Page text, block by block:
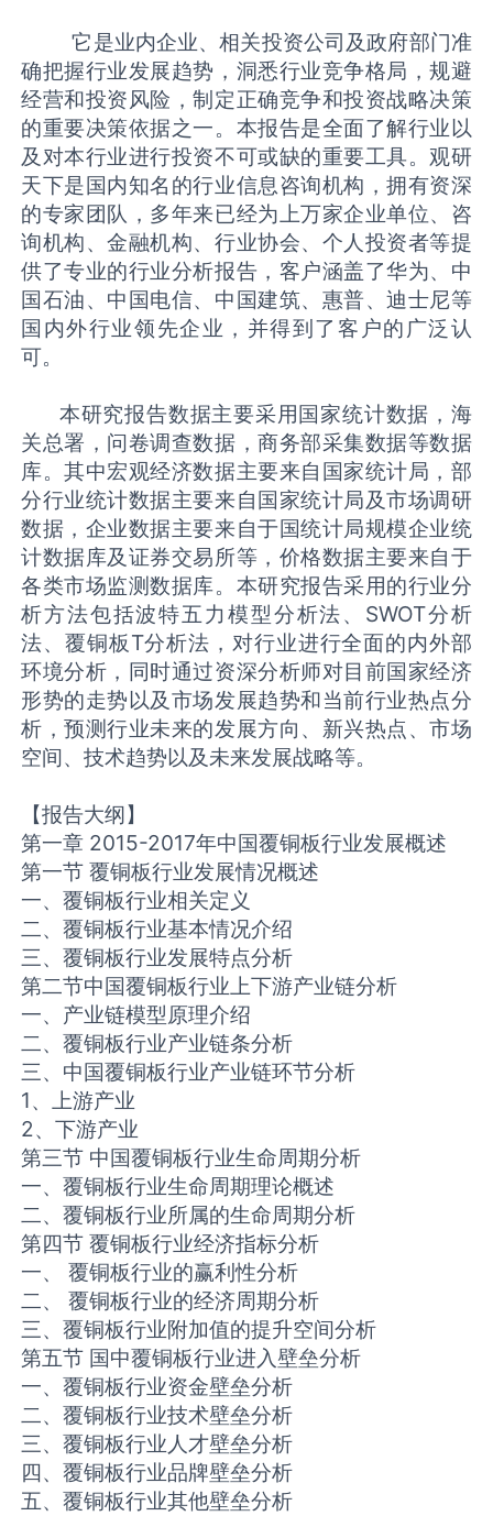
它是业内企业、相关投资公司及政府部门准
确把握行业发展趋势，洞悉行业竞争格局，规避
经营和投资风险，制定正确竞争和投资战略决策
的重要决策依据之一。本报告是全面了解行业以
及对本行业进行投资不可或缺的重要工具。观研
天下是国内知名的行业信息咨询机构，拥有资深
的专家团队，多年来已经为上万家企业单位、咨
询机构、金融机构、行业协会、个人投资者等提
供了专业的行业分析报告，客户涵盖了华为、中
国石油、中国电信、中国建筑、惠普、迪士尼等
国内外行业领先企业，并得到了客户的广泛认
可。
本研究报告数据主要采用国家统计数据，海
关总署，问卷调查数据，商务部采集数据等数据
库。其中宏观经济数据主要来自国家统计局，部
分行业统计数据主要来自国家统计局及市场调研
数据，企业数据主要来自于国统计局规模企业统
计数据库及证券交易所等，价格数据主要来自于
各类市场监测数据库。本研究报告采用的行业分
析方法包括波特五力模型分析法、SWOT分析
法、覆铜板T分析法，对行业进行全面的内外部
环境分析，同时通过资深分析师对目前国家经济
形势的走势以及市场发展趋势和当前行业热点分
析，预测行业未来的发展方向、新兴热点、市场
空间、技术趋势以及未来发展战略等。
【报告大纲】
第一章 2015-2017年中国覆铜板行业发展概述
第一节 覆铜板行业发展情况概述
一、覆铜板行业相关定义
二、覆铜板行业基本情况介绍
三、覆铜板行业发展特点分析
第二节中国覆铜板行业上下游产业链分析
一、产业链模型原理介绍
二、覆铜板行业产业链条分析
三、中国覆铜板行业产业链环节分析
1、上游产业
2、下游产业
第三节 中国覆铜板行业生命周期分析
一、覆铜板行业生命周期理论概述
二、覆铜板行业所属的生命周期分析
第四节 覆铜板行业经济指标分析
一、 覆铜板行业的赢利性分析
二、 覆铜板行业的经济周期分析
三、覆铜板行业附加值的提升空间分析
第五节 国中覆铜板行业进入壁垒分析
一、覆铜板行业资金壁垒分析
二、覆铜板行业技术壁垒分析
三、覆铜板行业人才壁垒分析
四、覆铜板行业品牌壁垒分析
五、覆铜板行业其他壁垒分析